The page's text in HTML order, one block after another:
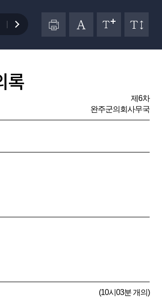
록
제6차
완주군의회사무국
(10시03분 개의)